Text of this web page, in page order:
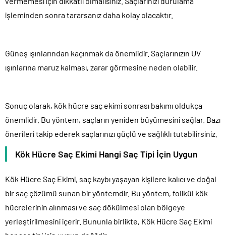
işleminden sonra tararsanız daha kolay olacaktır.
Güneş ışınlarından kaçınmak da önemlidir. Saçlarınızın UV
ışınlarına maruz kalması, zarar görmesine neden olabilir.
Sonuç olarak, kök hücre saç ekimi sonrası bakımı oldukça
önemlidir. Bu yöntem, saçların yeniden büyümesini sağlar. Bazı
önerileri takip ederek saçlarınızı güçlü ve sağlıklı tutabilirsiniz.
Kök Hücre Saç Ekimi Hangi Saç Tipi İçin Uygun
Kök Hücre Saç Ekimi, saç kaybı yaşayan kişilere kalıcı ve doğal
bir saç çözümü sunan bir yöntemdir. Bu yöntem, folikül kök
hücrelerinin alınması ve saç dökülmesi olan bölgeye
yerleştirilmesini içerir. Bununla birlikte, Kök Hücre Saç Ekimi